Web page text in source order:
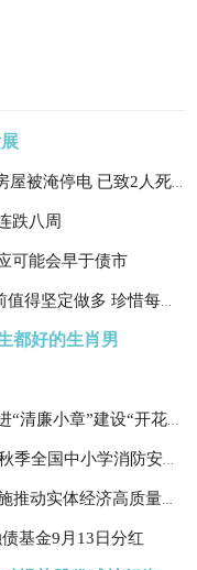
跌八周
可能会早于债市
都好的生肖男
基金9月13日分红